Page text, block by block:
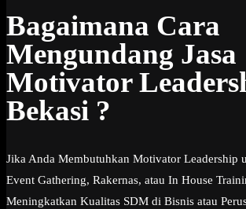
Bagaimana Cara
Mengundang Jasa
Motivator
Bekasi ?
Jika Anda Membutuhkan Motivator Leadership
Event Gathering, Rakernas, atau In House
Meningkatkan Kualitas SDM di Bisnis atau